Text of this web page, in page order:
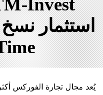
استثمار
يُعد مجال تجارة الفوركس